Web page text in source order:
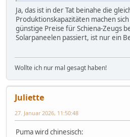
Ja, das ist in der Tat beinahe die
Produktionskapazitäten machen
günstige Preise für Schiena-Zeugs
Solarpaneelen passiert, ist nur ein
Wollte ich nur mal gesagt haben!
Juliette
27. Januar 2026, 11:50:48
Puma wird chinesisch: